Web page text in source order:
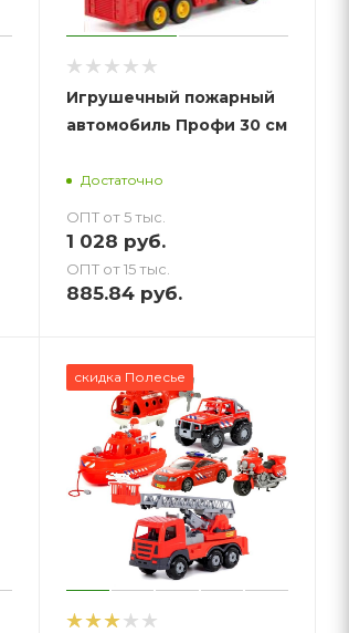
Игрушечный пожарный
автомобиль Профи 30 см
Достаточно
ОПТ от 5 тыс.
1 028 руб.
ОПТ от 15 тыс.
885.84 руб.
скидка Полесье